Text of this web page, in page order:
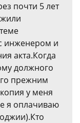
почти 5 лет
инженером и
акта.Когда
должного
прежним
у меня
я оплачиваю